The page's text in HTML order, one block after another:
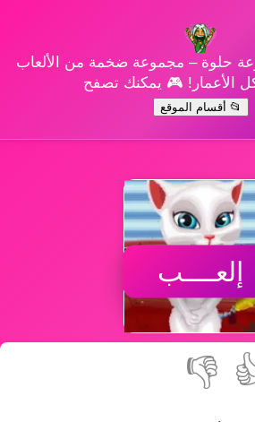
حلوة – مجموعة ضخمة من الألعاب
الأعمار! 🎮 يمكنك تصفح
📂 أقسام الموقع
إلعــــب
👎